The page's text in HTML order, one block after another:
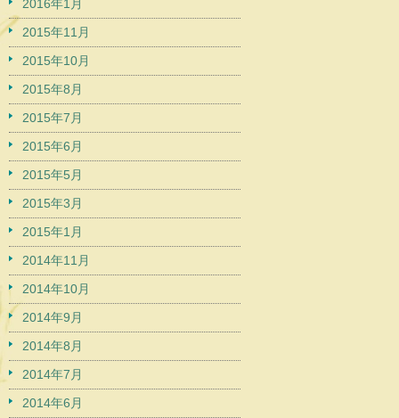
2016年1月
2015年11月
2015年10月
2015年8月
2015年7月
2015年6月
2015年5月
2015年3月
2015年1月
2014年11月
2014年10月
2014年9月
2014年8月
2014年7月
2014年6月